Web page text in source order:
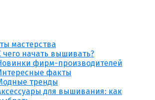
мастерства
чего начать вышивать?
фирм-производителей
факты
тренды
для вышивания: как